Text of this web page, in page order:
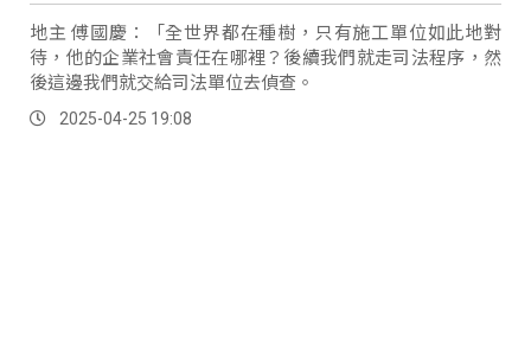
地主 傅國慶：「全世界都在種樹，只有施工單位如此地對
待，他的企業社會責任在哪裡？後續我們就走司法程序，然
後這邊我們就交給司法單位去偵查。
2025-04-25 19:08